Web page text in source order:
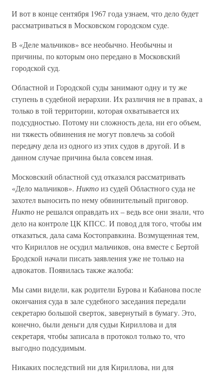
И вот в конце сентября 1967 года узнаем, что дело будет
рассматриваться в Московском городском суде.
В «Деле мальчиков» все необычно. Необычны и
причины, по которым оно передано в Московский
городской суд.
Областной и Городской суды занимают одну и ту же
ступень в судебной иерархии. Их различия не в правах, а
только в той территории, которая охватывается их
подсудностью. Потому ни сложность дела, ни его объем,
ни тяжесть обвинения не могут повлечь за собой
передачу дела из одного из этих судов в другой. И в
данном случае причина была совсем иная.
Московский областной суд отказался рассматривать
«Дело мальчиков». Никтоиз судей Областного суда не
захотел выносить по нему обвинительный приговор.
Никтоне решался оправдать их – ведь все они знали, что
дело на контроле ЦК КПСС. И повод для того, чтобы им
отказаться, дала сама Костоправкина. Возмущенная тем,
что Кириллов не осудил мальчиков, она вместе с Бертой
Бродской начали писать заявления уже не только на
адвокатов. Появилась также жалоба:
Мы сами видели, как родители Бурова и Кабанова после
окончания суда в зале судебного заседания передали
секретарю большой сверток, завернутый в бумагу. Это,
конечно, были деньги для судьи Кириллова и для
секретаря, чтобы записала в протокол только то, что
выгодно подсудимым.
Никаких последствий ни для Кириллова, ни для